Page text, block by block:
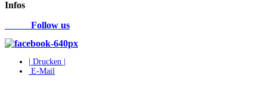
Infos
Follow us
| Drucken |
E-Mail